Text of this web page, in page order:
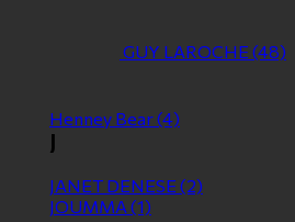
GUY LAROCHE (48)
Henney Bear(4)
J
JANET DENESE (2)
JOUMMA (1)